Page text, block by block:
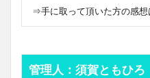
⇒手に取って頂いた方の感想
管理人：須賀ともひろ